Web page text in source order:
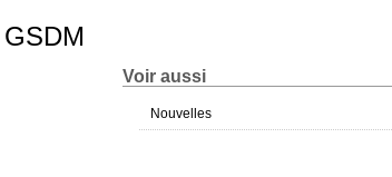
Voir aussi
Nouvelles